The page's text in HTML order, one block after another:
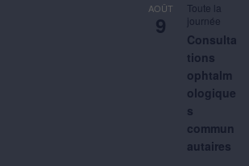
AOÛT
9
Toute la
journée
Consulta
tions
ophtalm
ologique
s
commun
autaires